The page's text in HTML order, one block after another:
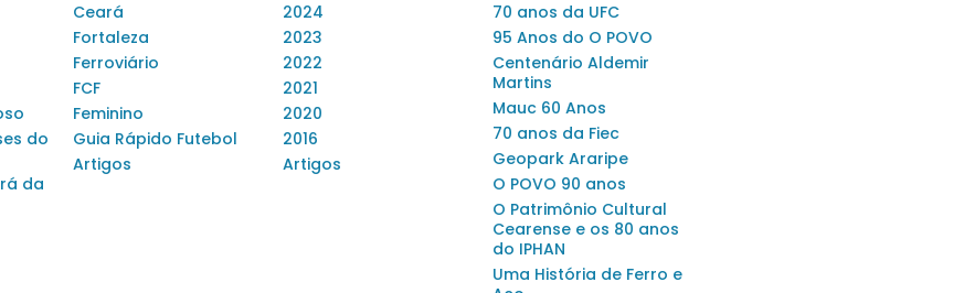
do
da
Ceará
Fortaleza
Ferroviário
FCF
Feminino
Guia Rápido Futebol
Artigos
2024
2023
2022
2021
2020
2016
Artigos
70 anos da UFC
95 Anos do O POVO
Centenário Aldemir
Martins
Mauc 60 Anos
70 anos da Fiec
Geopark Araripe
O POVO 90 anos
O Patrimônio Cultural
Cearense e os 80 anos
do IPHAN
Uma História de Ferro e